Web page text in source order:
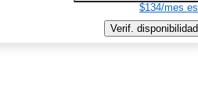
$134/mes
Verif. disponibilidad